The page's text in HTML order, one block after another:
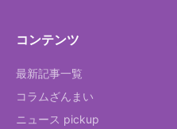
コンテンツ
最新記事一覧
コラムざんまい
ニュース pickup